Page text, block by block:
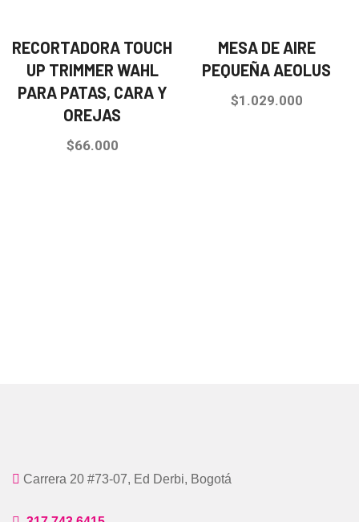
RECORTADORA TOUCH
UP TRIMMER WAHL
PARA PATAS, CARA Y
OREJAS
$66.000
MESA DE AIRE
PEQUEÑA AEOLUS
$1.029.000
Carrera 20 #73-07, Ed Derbi, Bogotá